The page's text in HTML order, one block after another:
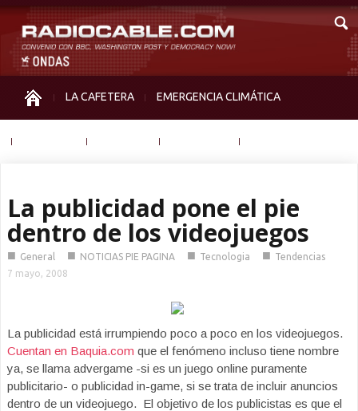
LA CAFETERA EMERGENCIA CLIMÁTICA
La publicidad pone el pie
dentro de los videojuegos
■ General ■ NOTICIAS PIE PAGINA ■ Tecnologia ■ Tendencias
7 mayo, 2008
La publicidad está irrumpiendo poco a poco en los videojuegos.
Cuentan en Baquia.com que el fenómeno incluso tiene nombre
ya, se llama advergame -si es un juego online puramente
publicitario- o publicidad in-game, si se trata de incluir anuncios
dentro de un videojuego. El objetivo de los publicistas es que el